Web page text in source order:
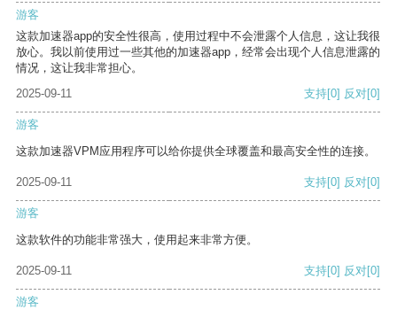
游客
这款加速器app的安全性很高，使用过程中不会泄露个人信息，这让我很
放心。我以前使用过一些其他的加速器app，经常会出现个人信息泄露的
情况，这让我非常担心。
2025-09-11
支持[0] 反对[0]
游客
这款加速器VPM应用程序可以给你提供全球覆盖和最高安全性的连接。
2025-09-11 支持[0] 反对[0]
游客
这款软件的功能非常强大，使用起来非常方便。
2025-09-11 支持[0] 反对[0]
游客